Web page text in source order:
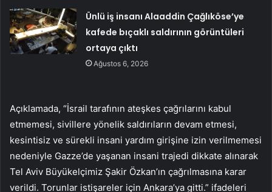
Ünlü iş insanı Alaaddin Çağlıköse’ye
kafede bıçaklı saldırının görüntüleri
ortaya çıktı
Ağustos 6, 2026
Açıklamada, “İsrail tarafının ateşkes çağrılarını kabul
etmemesi, sivillere yönelik saldırıların devam etmesi,
kesintisiz ve sürekli insani yardım girişine izin verilmemesi
nedeniyle Gazze’de yaşanan insani trajedi dikkate alınarak
Tel Aviv Büyükelçimiz Şakir Özkan’ın çağrılmasına karar
verildi. Torunlar istişareler için Ankara’ya gitti.” ifadeleri